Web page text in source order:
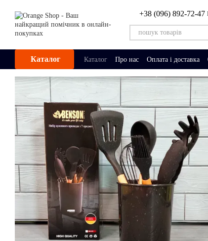
+38 (096) 892-72-47
Каталог Каталог Про нас Оплата і доставка